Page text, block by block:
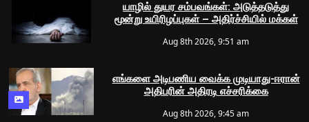
யாழில் துயர சம்பவங்கள்: அடுத்தடுத்து
மூன்று உயிரிழப்புகள் – அதிர்ச்சியில் மக்கள்
Aug 8th 2026, 9:51 am
எங்களை அடிபணிய வைக்க முடியாது-ஈரான்
அதிபரின் அதிரடி எச்சரிக்கை
Aug 8th 2026, 9:45 am